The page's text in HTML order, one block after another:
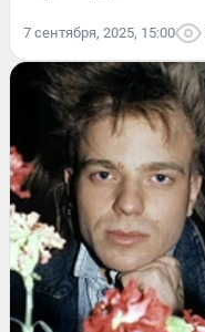
7 сентября, 2025, 15:00